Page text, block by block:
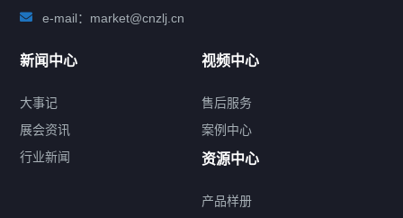
e-mail：market@cnzlj.cn
新闻中心
大事记
展会资讯
行业新闻
视频中心
售后服务
案例中心
资源中心
产品样册